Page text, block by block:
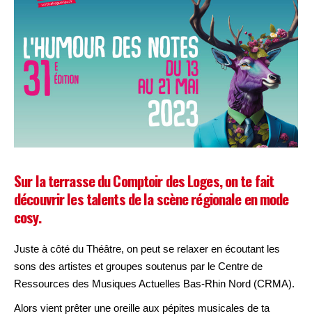
Sur la terrasse du Comptoir des Loges, on te fait
découvrir les talents de la scène régionale en mode
cosy.
Juste à côté du Théâtre, on peut se relaxer en écoutant les
sons des artistes et groupes soutenus par le Centre de
Ressources des Musiques Actuelles Bas-Rhin Nord (CRMA).
Alors vient prêter une oreille aux pépites musicales de ta